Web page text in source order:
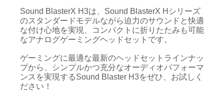
Sound BlasterX H3は、Sound BlasterX Hシリーズ
のスタンダードモデルながら迫力のサウンドと快適
な付け心地を実現、コンパクトに折りたたみも可能
なアナログゲーミングヘッドセットです。
ゲーミングに最適な最新のヘッドセットラインナッ
プから、シンプルかつ充分なオーディオパフォーマ
ンスを実現するSound Blaster H3をぜひ、お試しく
ださい！